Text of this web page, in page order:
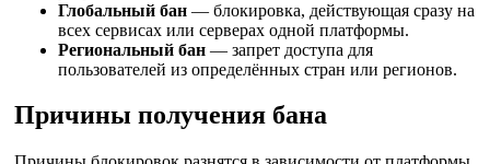
Глобальный бан — блокировка, действующая сразу на
всех сервисах или серверах одной платформы.
Региональный бан — запрет доступа для
пользователей из определённых стран или регионов.
Причины получения бана